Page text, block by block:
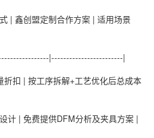
| 鑫创盟定制合作方案 | 适用场景
|------------------------|
扣 | 按工序拆解+工艺优化后总成本
计 | 免费提供DFM分析及夹具方案 |